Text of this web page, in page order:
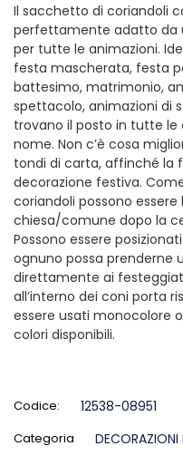
Il sacchetto di coriandoli
perfettamente adatto da
per tutte le animazioni.
festa mascherata, festa
battesimo, matrimonio,
spettacolo, animazioni di
trovano il posto in tutte le
nome. Non c’è cosa
tondi di carta, affinché la
decorazione festiva.
coriandoli possono
chiesa/comune dopo la
Possono essere
ognuno possa prenderne
direttamente ai
all’interno dei coni porta
essere usati monocolore
colori disponibili.
Codice: 12538-08951
Categoria